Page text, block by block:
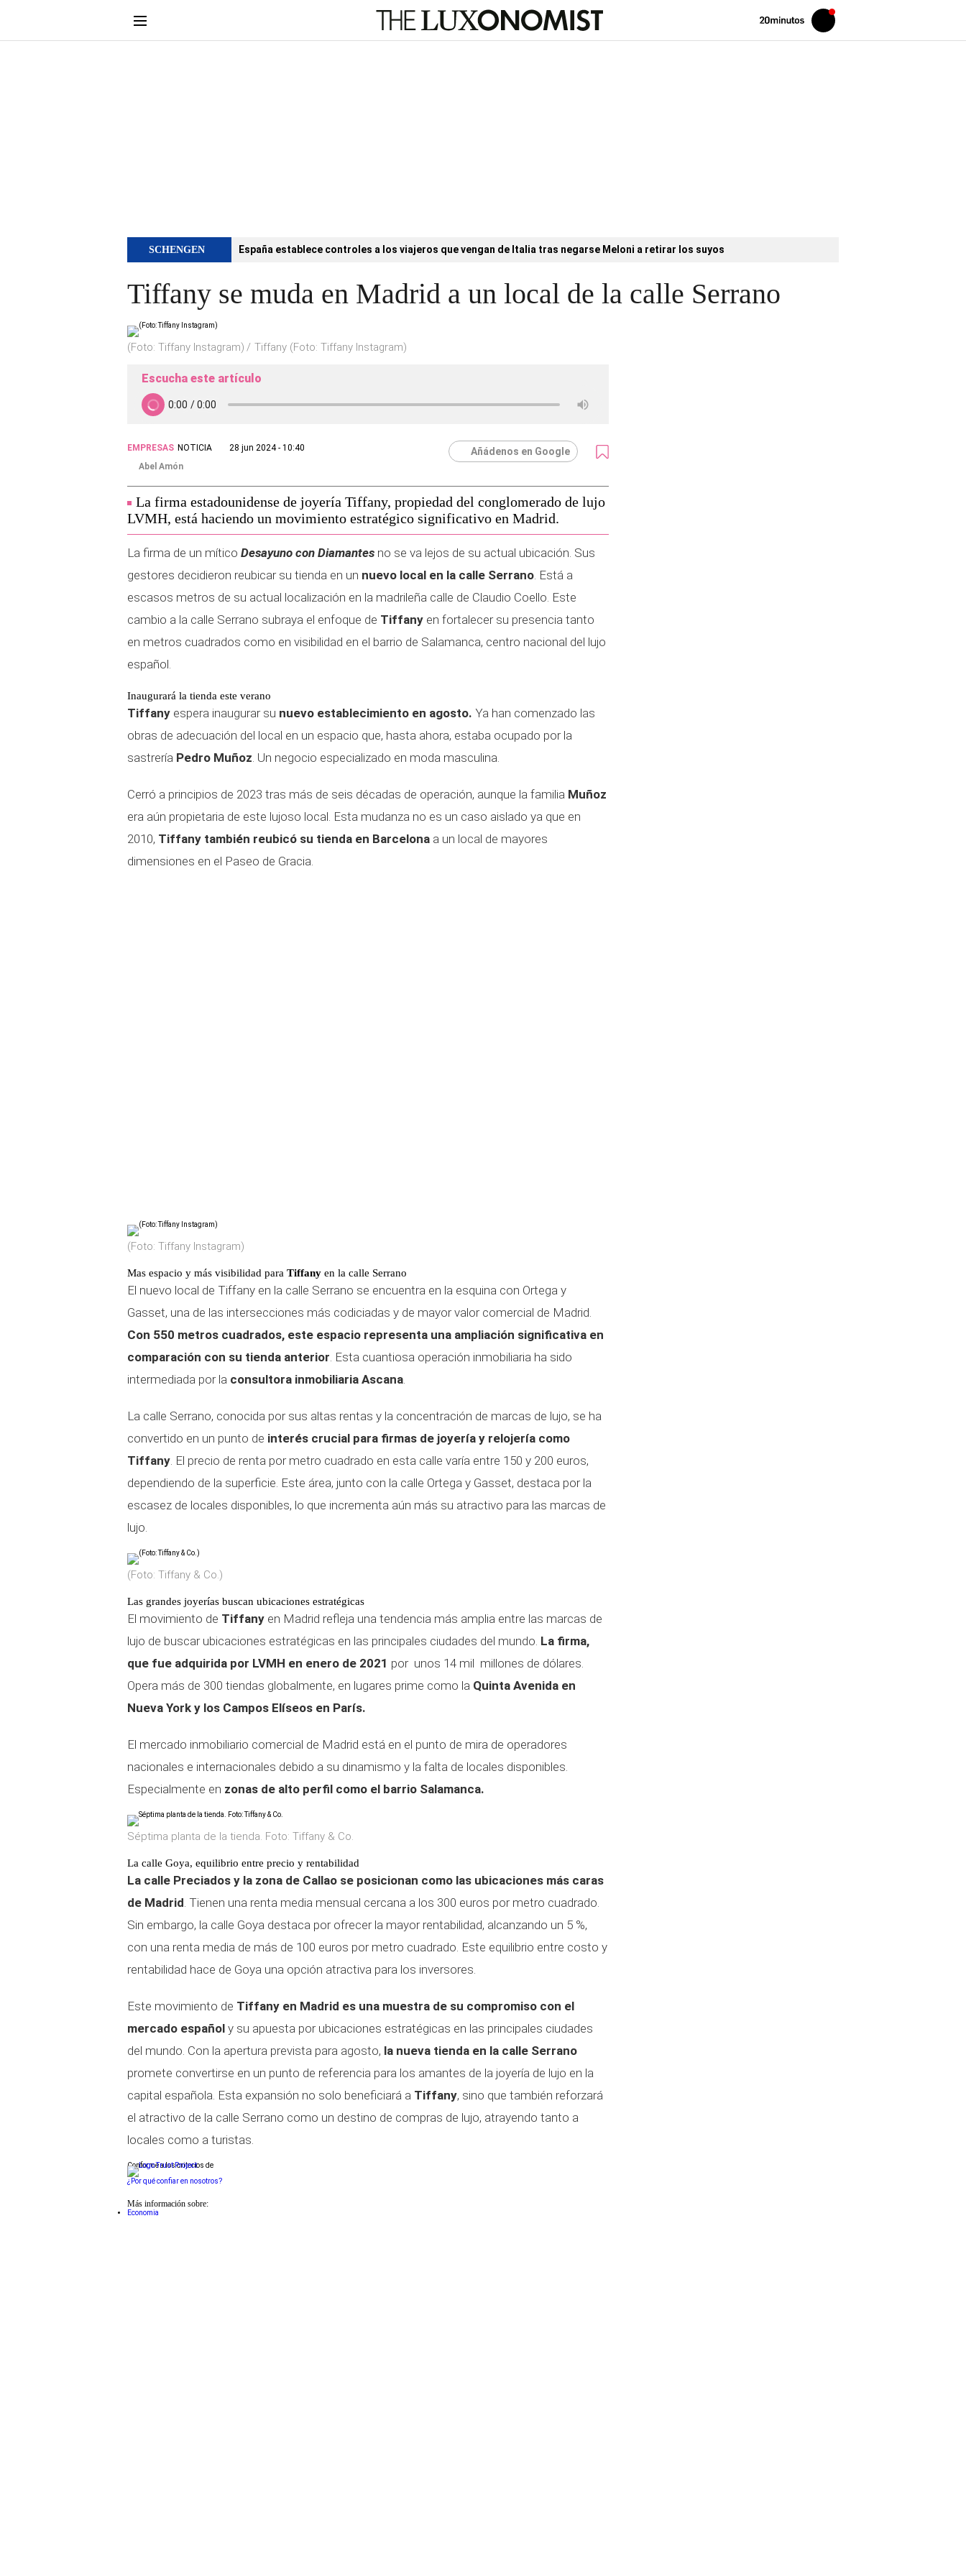
Volver
Iniciar
sesión
SCHENGEN España establece controles a los viajeros que vengan de Italia tras negarse Meloni a retirar los suyos
Tiffany se muda en Madrid a un local de la calle Serrano
(Foto: Tiffany Instagram) Tiffany (Foto: Tiffany Instagram)
Escucha este artículo
EMPRESAS NOTICIA
28 jun 2024 - 10:40
Abel Amón
Añádenos en Google
La firma estadounidense de joyería Tiffany, propiedad del conglomerado de lujo
LVMH, está haciendo un movimiento estratégico significativo en Madrid.
La firma de un mítico Desayuno con Diamantes no se va lejos de su actual ubicación. Sus
gestores decidieron reubicar su tienda en un nuevo local en la calle Serrano. Está a
escasos metros de su actual localización en la madrileña calle de Claudio Coello. Este
cambio a la calle Serrano subraya el enfoque de Tiffany en fortalecer su presencia tanto
en metros cuadrados como en visibilidad en el barrio de Salamanca, centro nacional del lujo
español.
Inaugurará la tienda este verano
Tiffany espera inaugurar su nuevo establecimiento en agosto. Ya han comenzado las
obras de adecuación del local en un espacio que, hasta ahora, estaba ocupado por la
sastrería Pedro Muñoz. Un negocio especializado en moda masculina.
Cerró a principios de 2023 tras más de seis décadas de operación, aunque la familia Muñoz
era aún propietaria de este lujoso local. Esta mudanza no es un caso aislado ya que en
2010, Tiffany también reubicó su tienda en Barcelona a un local de mayores
dimensiones en el Paseo de Gracia.
(Foto: Tiffany Instagram)
Mas espacio y más visibilidad para Tiffany en la calle Serrano
El nuevo local de Tiffany en la calle Serrano se encuentra en la esquina con Ortega y
Gasset, una de las intersecciones más codiciadas y de mayor valor comercial de Madrid.
Con 550 metros cuadrados, este espacio representa una ampliación significativa en
comparación con su tienda anterior. Esta cuantiosa operación inmobiliaria ha sido
intermediada por la consultora inmobiliaria Ascana.
La calle Serrano, conocida por sus altas rentas y la concentración de marcas de lujo, se ha
convertido en un punto de interés crucial para firmas de joyería y relojería como
Tiffany. El precio de renta por metro cuadrado en esta calle varía entre 150 y 200 euros,
dependiendo de la superficie. Este área, junto con la calle Ortega y Gasset, destaca por la
escasez de locales disponibles, lo que incrementa aún más su atractivo para las marcas de
lujo.
(Foto: Tiffany & Co.)
Las grandes joyerías buscan ubicaciones estratégicas
El movimiento de Tiffany en Madrid refleja una tendencia más amplia entre las marcas de
lujo de buscar ubicaciones estratégicas en las principales ciudades del mundo. La firma,
que fue adquirida por LVMH en enero de 2021 por unos 14 mil millones de dólares.
Opera más de 300 tiendas globalmente, en lugares prime como la Quinta Avenida en
Nueva York y los Campos Elíseos en París.
El mercado inmobiliario comercial de Madrid está en el punto de mira de operadores
nacionales e internacionales debido a su dinamismo y la falta de locales disponibles.
Especialmente en zonas de alto perfil como el barrio Salamanca.
Séptima planta de la tienda. Foto: Tiffany & Co.
La calle Goya, equilibrio entre precio y rentabilidad
La calle Preciados y la zona de Callao se posicionan como las ubicaciones más caras
de Madrid. Tienen una renta media mensual cercana a los 300 euros por metro cuadrado.
Sin embargo, la calle Goya destaca por ofrecer la mayor rentabilidad, alcanzando un 5 %,
con una renta media de más de 100 euros por metro cuadrado. Este equilibrio entre costo y
rentabilidad hace de Goya una opción atractiva para los inversores.
Este movimiento de Tiffany en Madrid es una muestra de su compromiso con el
mercado español y su apuesta por ubicaciones estratégicas en las principales ciudades
del mundo. Con la apertura prevista para agosto, la nueva tienda en la calle Serrano
promete convertirse en un punto de referencia para los amantes de la joyería de lujo en la
capital española. Esta expansión no solo beneficiará a Tiffany, sino que también reforzará
el atractivo de la calle Serrano como un destino de compras de lujo, atrayendo tanto a
locales como a turistas.
Conforme a los criterios de
¿Por qué confiar en nosotros?
Más información sobre:
Economia